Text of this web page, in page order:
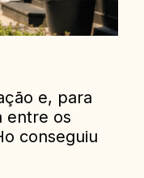
e, para
entre os
conseguiu